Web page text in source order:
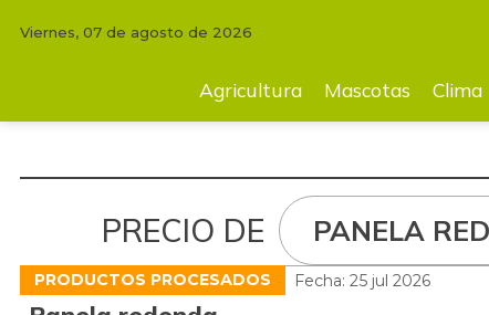
Mascotas Clima Tecnología
Viernes, 07 de agosto de 2026
Agricultura Mascotas Clima
PRECIO DE PANELA
PRODUCTOS PROCESADOS Fecha: 25 jul 2026